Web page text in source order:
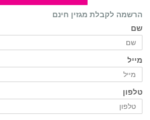
הרשמה לקבלת מגזין חינם
שם
מייל
טלפון